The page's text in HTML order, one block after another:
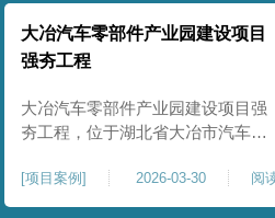
块。项目场地为园区新建建设用
地，原始场地土质松散、土层固结
不均匀、孔隙较大、地基承载力偏
弱。新能源产业园厂房及配套设施
对
大冶汽车零部件产业园建设项目
强夯工程
大冶汽车零部件产业园建设项目强
夯工程，位于湖北省大冶市汽车零
业厂房、生产车间及配套附属设施
建设的前置基础性地基处理工程。
[项目案例] 2026-03-30 阅